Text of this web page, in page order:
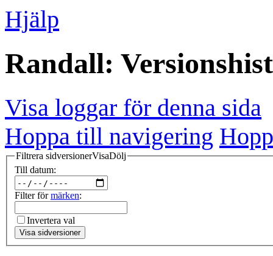
Hjälp
Randall:
Visa loggar för denna sida
Hoppa till navigering
Filtrera sidversionerVisaDölj
Till datum:
Filter förmärken:
Invertera val
Visa sidversioner